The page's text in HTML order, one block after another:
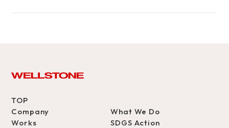
TOP
Company
What We Do
Works
SDGS Action